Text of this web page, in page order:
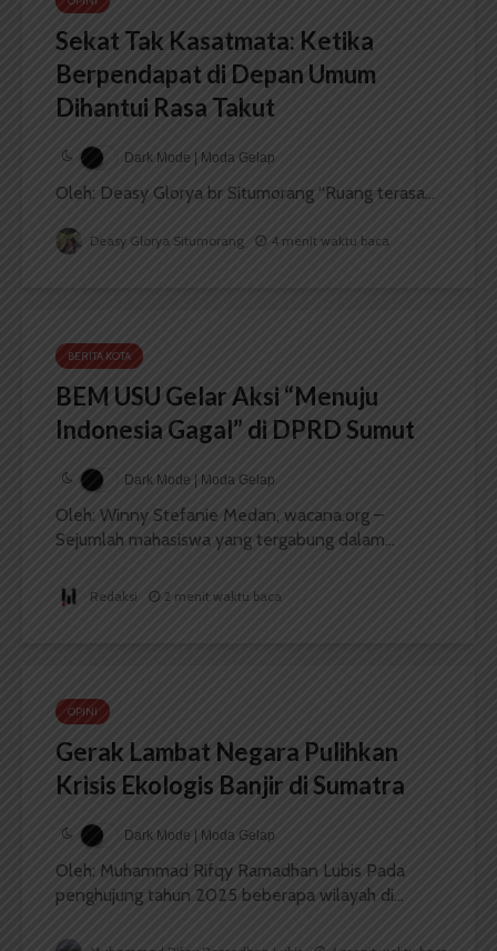
Sekat Tak Kasatmata: Ketika
Berpendapat di Depan Umum
Dihantui Rasa Takut
Dark Mode | Moda Gelap
Oleh: Deasy Glorya br Situmorang “Ruang terasa...
Deasy Glorya Situmorang 4 menit waktu baca
BERITA KOTA
BEM USU Gelar Aksi “Menuju
Indonesia Gagal” di DPRD Sumut
Dark Mode | Moda Gelap
Oleh: Winny Stefanie Medan, wacana.org –
Sejumlah mahasiswa yang tergabung dalam...
Redaksi 2 menit waktu baca
OPINI
Gerak Lambat Negara Pulihkan
Krisis Ekologis Banjir di Sumatra
Dark Mode | Moda Gelap
Oleh: Muhammad Rifqy Ramadhan Lubis Pada
penghujung tahun 2025 beberapa wilayah di...